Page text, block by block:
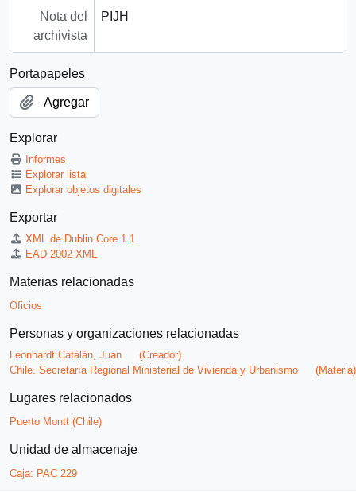
Nota del
archivista
PIJH
Portapapeles
Agregar
Explorar
Informes
Explorar lista
Explorar objetos digitales
Exportar
XML de Dublin Core 1.1
EAD 2002 XML
Materias relacionadas
Oficios
Personas y organizaciones relacionadas
Leonhardt Catalán, Juan
(Creador)
Chile. Secretaría Regional Ministerial de Vivienda y Urbanismo
(Materia)
Lugares relacionados
Puerto Montt (Chile)
Unidad de almacenaje
Caja: PAC 229